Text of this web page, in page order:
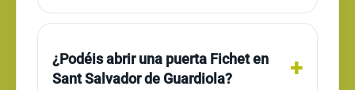
¿Podéis abrir una puerta Fichet en
Sant Salvador de Guardiola?